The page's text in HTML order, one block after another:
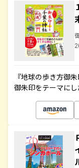
『地球の歩き方御
御朱印をテーマにし